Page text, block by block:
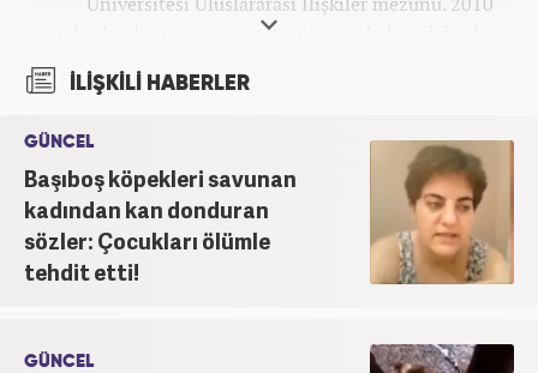
yılından bu yana gazete ve internet haberciliğinde.
birçok vazife üstlendi. Dosya haberleriyle ödül ve
mülakatlar, beyanatlar gerçekleştirdi. Çeşitli kurum,
kuruluş ve STK’lara metin yazarlığı desteği verdi.
Alanıyla ilgili seminerlerde, konferanslarda,
çalıştaylarda, panellerde yer aldı. Uluslararası Medya
Enformasyon Derneği ve İletişim Platformu Derneği
üyesi. Kasım 2022’den beri Haber7 kadrosunda.
İLİŞKİLİ HABERLER
GÜNCEL
Başıboş köpekleri savunan
kadından kan donduran
sözler: Çocukları ölümle
tehdit etti!
GÜNCEL